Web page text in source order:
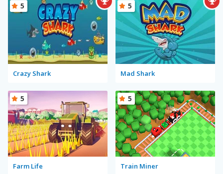
Crazy Shark
5
Mad Shark
5
Farm Life
5
Train Miner
5